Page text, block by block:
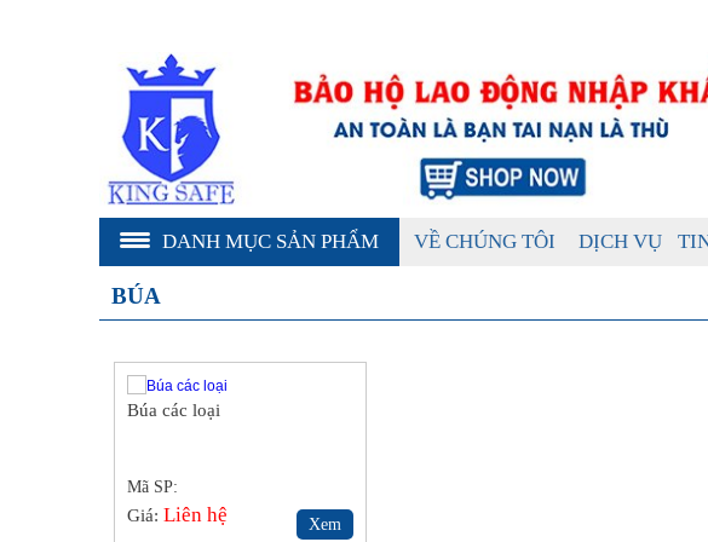
DANH MỤC SẢN PHẨM VỀ CHÚNG TÔI DỊCH VỤ
BÚA
Búa các loại
Mã SP:
Giá: Liên hệ Xem